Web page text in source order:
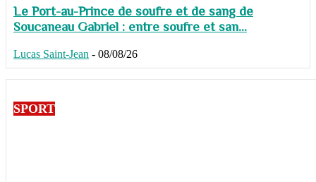
Le Port-au-Prince de soufre et de sang de
Soucaneau Gabriel : entre soufre et san...
Lucas Saint-Jean - 08/08/26
SPORT